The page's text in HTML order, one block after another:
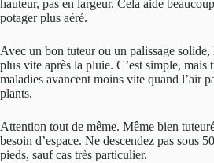
hauteur, pas en largeur. Cela aide
potager plus aéré.
Avec un bon tuteur ou un palissage solide,
plus vite après la pluie. C’est simple, mais
maladies avancent moins vite quand l’air
plants.
Attention tout de même. Même bien
besoin d’espace. Ne descendez pas sous
pieds, sauf cas très particulier.